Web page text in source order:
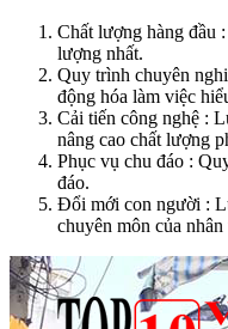
Chất lượng hàng đầu
lượng nhất.
Quy trình chuyên
động hóa làm việc
Cải tiến công nghệ :
nâng cao chất lượng
Phục vụ chu đáo :
đáo.
Đổi mới con người :
chuyên môn của nhân